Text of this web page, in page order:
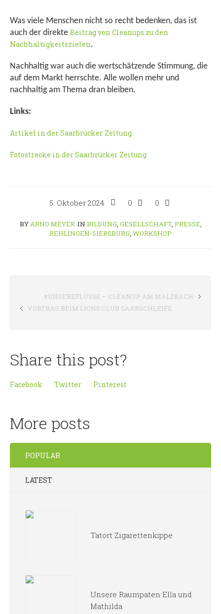
Was viele Menschen nicht so recht bedenken, das ist
auch der direkteBeitrag von Cleanups zu den
Nachhaltigkeitszielen.
Nachhaltig war auch die wertschätzende Stimmung, die
auf dem Markt herrschte. Alle wollen mehr und
nachhaltig am Thema dran bleiben.
Links:
Artikel in der Saarbrücker Zeitung
Fotostrecke in der Saarbrücker Zeitung
5. Oktober 2024 0 0
BY ARNO MEYER IN BILDUNG GESELLSCHAFT, PRESSE
REHLINGEN-SIERSBURG WORKSHOP
#UNSEREFLÜSSE – CLEANUP AM MALZBACH
VORTRAG BEIM LIONS CLUB SAARSCHLEIFE
Share this post?
Facebook Twitter Pinterest
More posts
POPULAR
LATEST
Tatort Zigarettenkippe
Unsere Raumpaten Ella und
Mathilda